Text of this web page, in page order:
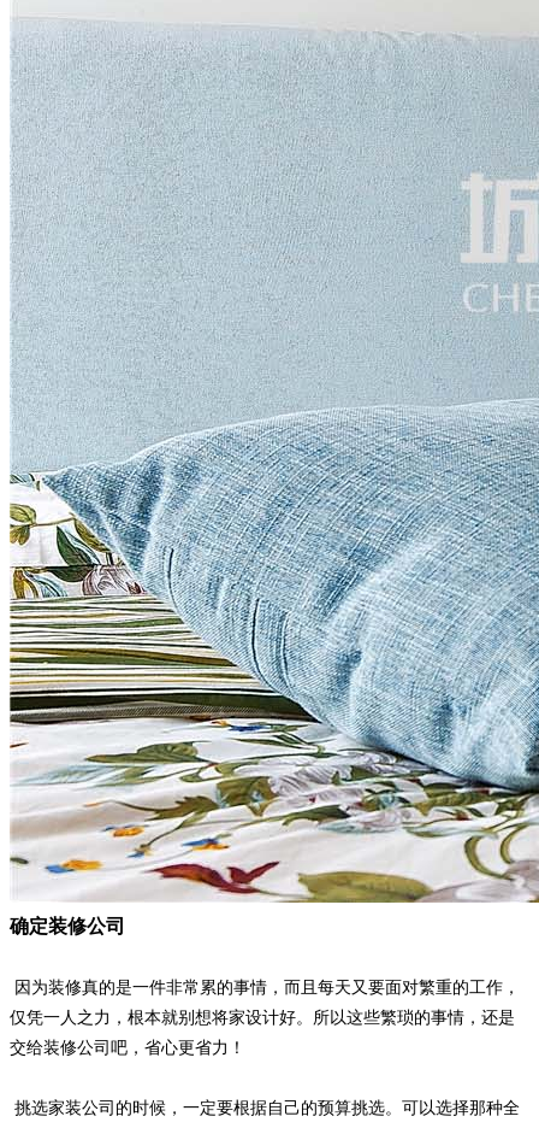
确定装修公司
因为装修真的是一件非常累的事情，而且每天又要面对繁重的工作，
仅凭一人之力，根本就别想将家设计好。所以这些繁琐的事情，还是
交给装修公司吧，省心更省力！
挑选家装公司的时候，一定要根据自己的预算挑选。可以选择那种全